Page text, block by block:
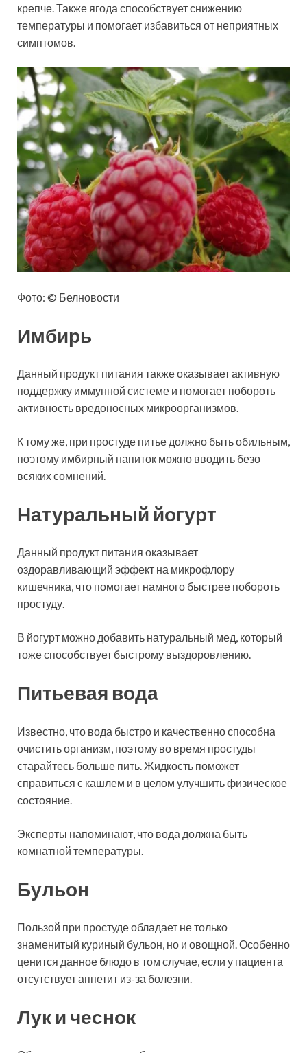
крепче. Также ягода способствует снижению
температуры и помогает избавиться от неприятных
симптомов.
Фото: © Белновости
Имбирь
Данный продукт питания также оказывает активную
поддержку иммунной системе и помогает побороть
активность вредоносных микроорганизмов.
К тому же, при простуде питье должно быть обильным,
поэтому имбирный напиток можно вводить безо
всяких сомнений.
Натуральный йогурт
Данный продукт питания оказывает
оздоравливающий эффект на микрофлору
кишечника, что помогает намного быстрее побороть
простуду.
В йогурт можно добавить натуральный мед, который
тоже способствует быстрому выздоровлению.
Питьевая вода
Известно, что вода быстро и качественно способна
очистить организм, поэтому во время простуды
старайтесь больше пить. Жидкость поможет
справиться с кашлем и в целом улучшить физическое
состояние.
Эксперты напоминают, что вода должна быть
комнатной температуры.
Бульон
Пользой при простуде обладает не только
знаменитый куриный бульон, но и овощной. Особенно
ценится данное блюдо в том случае, если у пациента
отсутствует аппетит из-за болезни.
Лук и чеснок